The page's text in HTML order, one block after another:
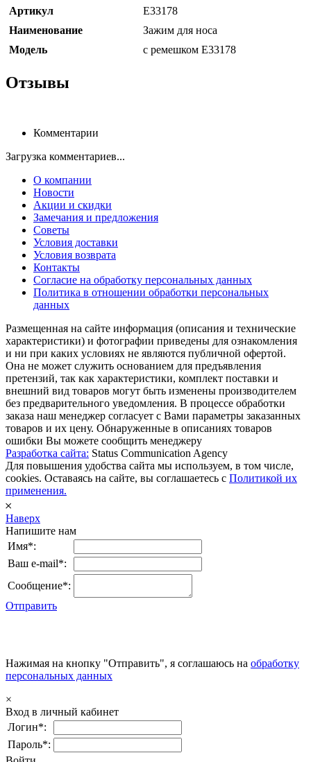
Артикул
E33178
Наименование
Зажим для носа
Модель
с ремешком E33178
Отзывы
Комментарии
Загрузка комментариев...
О компании
Новости
Акции и скидки
Замечания и предложения
Советы
Условия доставки
Условия возврата
Контакты
Согласие на обработку персональных данных
Политика в отношении обработки персональных
данных
Размещенная на сайте информация (описания и технические
характеристики) и фотографии приведены для ознакомления
и ни при каких условиях не являются публичной офертой.
Она не может служить основанием для предъявления
претензий, так как характеристики, комплект поставки и
внешний вид товаров могут быть изменены производителем
без предварительного уведомления. В процессе обработки
заказа наш менеджер согласует с Вами параметры заказанных
товаров и их цену. Обнаруженные в описаниях товаров
ошибки Вы можете сообщить менеджеру
Разработка сайта: Status Communication Agency
Для повышения удобства сайта мы используем, в том числе,
cookies. Оставаясь на сайте, вы соглашаетесь с Политикой их
применения.
𐄂
Наверх
Напишите нам
Имя*:
Ваш e-mail*:
Сообщение*:
Отправить
Нажимая на кнопку "Отправить", я соглашаюсь на обработку
персональных данных
×
Вход в личный кабинет
Логин*:
Пароль*: